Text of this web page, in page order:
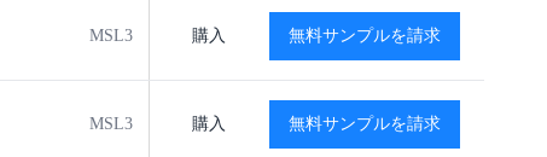
MSL3 -40℃ to +125℃ 閲覧
購入 無料サンプルを請求
MSL3 -40℃ to +125℃ 閲覧
購入 無料サンプルを請求